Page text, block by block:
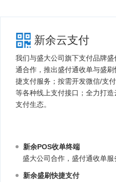
新余云支付
我们与盛大公司旗下支付品牌盛
通合作，推出盛付通收单与盛刷
捷支付服务；按需开发微信/支
等各种线上支付接口；全力打造
支付生态。
新余POS收单终端
盛大公司合作，盛付通收单服
新余盛刷快捷支付